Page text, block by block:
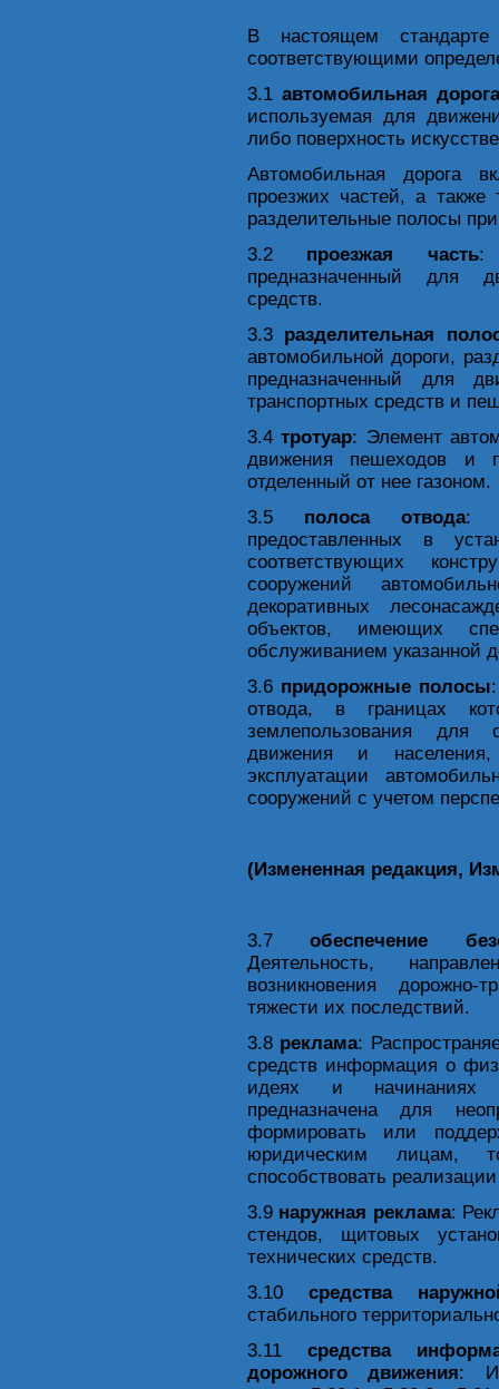
В настоящем
соответствующими
3.1 автомобильная дорога
используемая для
либо поверхность
Автомобильная дорога
проезжих частей, а
разделительные полосы
3.2 проезжая часть:
предназначенный для
средств.
3.3 разделительная
автомобильной дороги,
предназначенный для
транспортных средств и
3.4тротуар: Элемент
движения пешеходов и
отделенный от нее газоном.
3.5 полоса отвода:
предоставленных в
соответствующих
сооружений
декоративных
объектов, имеющих
обслуживанием указанной
3.6 придорожные полосы
отвода, в границах
землепользования для
движения и
эксплуатации
сооружений с учетом
(Измененная редакция,
3.7обеспечение
Деятельность,
возникновения дорожно-
тяжести их последствий.
3.8 реклама:
средств информация о
идеях и начинаниях
предназначена для
формировать или
юридическим лицам,
способствовать
3.9 наружная реклама:
стендов, щитовых
технических средств.
3.10 средства
стабильного
3.11 средства
дорожного движения: